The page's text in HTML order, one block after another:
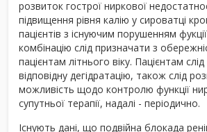
розвиток гострої ниркової
підвищення рівня калію у сироватці
пацієнтів з існуючим порушенням
комбінацію слід призначати з
пацієнтам літнього віку. Пацієнтам
відповідну дегідратацію, також слід
можливість щодо контролю функції
супутньої терапії, надалі - періодично.
Існують дані, що подвійна блокада